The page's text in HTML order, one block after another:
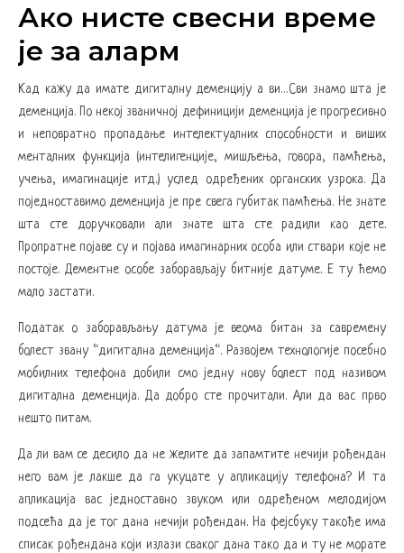
Ако нисте свесни време
је за аларм
Кад кажу да имате дигиталну деменцију а ви…Сви знамо шта је
деменција. По некој званичној дефиницији деменција је прогресивно
и неповратно пропадање интелектуалних способности и виших
менталних функција (интелигенције, мишљења, говора, памћења,
учења, имагинације итд.) услед одређених органских узрока. Да
поједноставимо деменција је пре свега губитак памћења. Не знате
шта сте доручковали али знате шта сте радили као дете.
Пропратне појаве су и појава имагинарних особа или ствари које не
постоје. Дементне особе заборављају битније датуме. Е ту ћемо
мало застати.
Податак о заборављању датума је веома битан за савремену
болест звану “дигитална деменција“. Развојем технологије посебно
мобилних телефона добили смо једну нову болест под називом
дигитална деменција. Да добро сте прочитали. Али да вас прво
нешто питам.
Да ли вам се десило да не желите да запамтите нечији рођендан
него вам је лакше да га укуцате у апликацију телефона? И та
апликација вас једноставно звуком или одређеном мелодијом
подсећа да је тог дана нечији рођендан. На фејсбуку такође има
списак рођендана који излази сваког дана тако да и ту не морате